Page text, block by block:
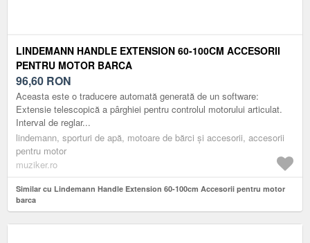
LINDEMANN HANDLE EXTENSION 60-100CM ACCESORII
PENTRU MOTOR BARCA
96,60 RON
Aceasta este o traducere automată generată de un software:
Extensie telescopică a pârghiei pentru controlul motorului articulat.
Interval de reglar...
lindemann, sporturi de apă, motoare de bărci și accesorii, accesorii
pentru motor
muziker.ro
Similar cu Lindemann Handle Extension 60-100cm Accesorii pentru motor
barca